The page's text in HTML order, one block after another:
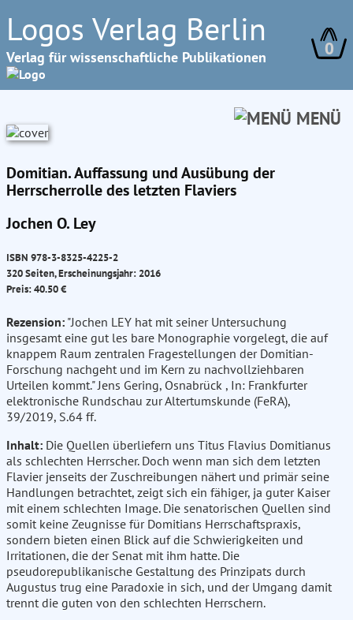
Logos Verlag Berlin
Verlag für wissenschaftliche Publikationen 0
MENÜ
Domitian. Auffassung und Ausübung der
Herrscherrolle des letzten Flaviers
Jochen O. Ley
ISBN 978-3-8325-4225-2
320 Seiten, Erscheinungsjahr: 2016
Preis: 40.50 €
Rezension: "Jochen LEY hat mit seiner Untersuchung
insgesamt eine gut les bare Monographie vorgelegt, die auf
knappem Raum zentralen Fragestellungen der Domitian-
Forschung nachgeht und im Kern zu nachvollziehbaren
Urteilen kommt." Jens Gering, Osnabrück , In: Frankfurter
elektronische Rundschau zur Altertumskunde (FeRA),
39/2019, S.64 ff.
Inhalt: Die Quellen überliefern uns Titus Flavius Domitianus
als schlechten Herrscher. Doch wenn man sich dem letzten
Flavier jenseits der Zuschreibungen nähert und primär seine
Handlungen betrachtet, zeigt sich ein fähiger, ja guter Kaiser
mit einem schlechten Image. Die senatorischen Quellen sind
somit keine Zeugnisse für Domitians Herrschaftspraxis,
sondern bieten einen Blick auf die Schwierigkeiten und
Irritationen, die der Senat mit ihm hatte. Die
pseudorepublikanische Gestaltung des Prinzipats durch
Augustus trug eine Paradoxie in sich, und der Umgang damit
trennt die guten von den schlechten Herrschern.